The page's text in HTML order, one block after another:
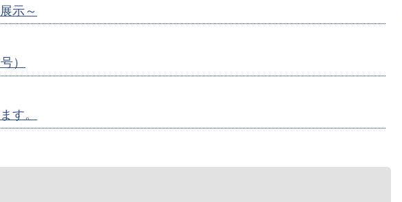
示～
）
す。